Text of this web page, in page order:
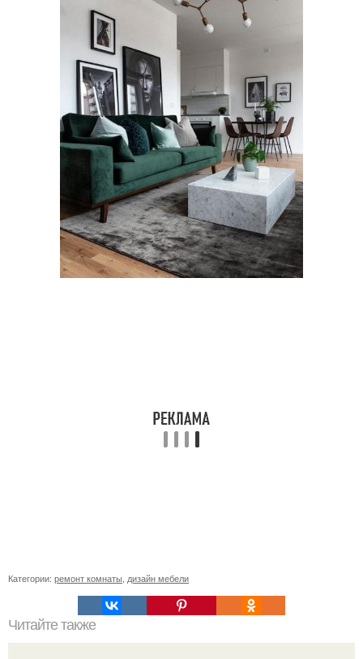
Категории: ремонт комнаты, дизайн мебели
Читайте также